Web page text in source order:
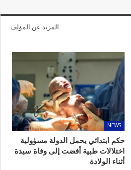
المزيد عن المؤلف
NEWS
حكم ابتدائي يحمل الدولة مسؤولية
اختلالات طبية أفضت إلى وفاة سيدة
أثناء الولادة